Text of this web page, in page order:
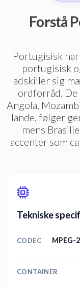
Forstå
Portugisisk
portugisisk
adskiller sig
ordforråd. De
Angola,
lande, følger
mens
accenter som
Tekniske
CODEC
MPEG-
CONTAINER